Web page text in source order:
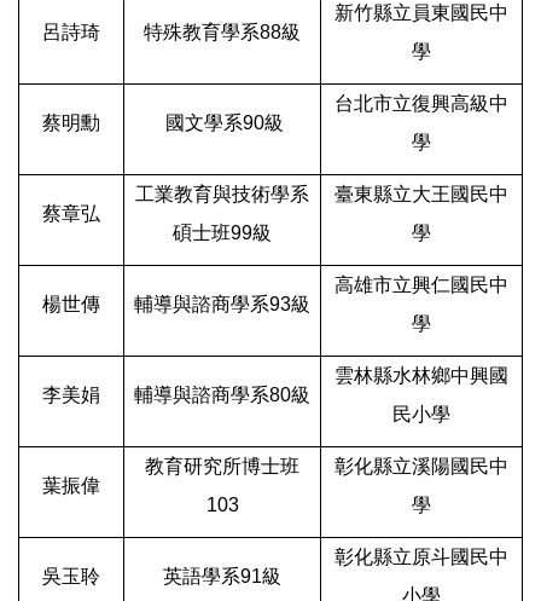
呂詩琦 特殊教育學系88級
新竹縣立員東國民中
學
蔡明勳 國文學系90級
台北市立復興高級中
學
蔡章弘
工業教育與技術學系
碩士班99級
臺東縣立大王國民中
學
楊世傳 輔導與諮商學系93級
高雄市立興仁國民中
學
李美娟 輔導與諮商學系80級
雲林縣水林鄉中興國
民小學
葉振偉
教育研究所博士班
103
彰化縣立溪陽國民中
學
吳玉聆 英語學系91級
彰化縣立原斗國民中
小學